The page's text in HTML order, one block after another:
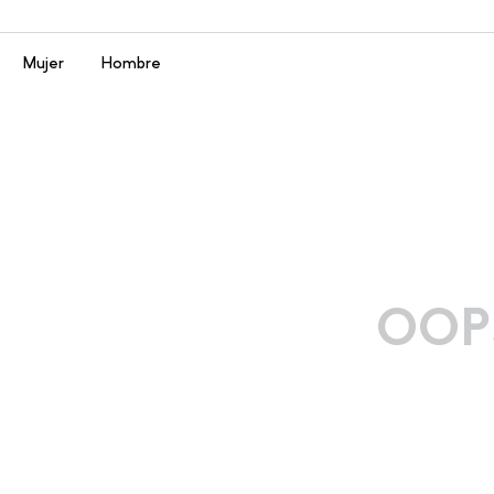
Menú
Mujer Hombre